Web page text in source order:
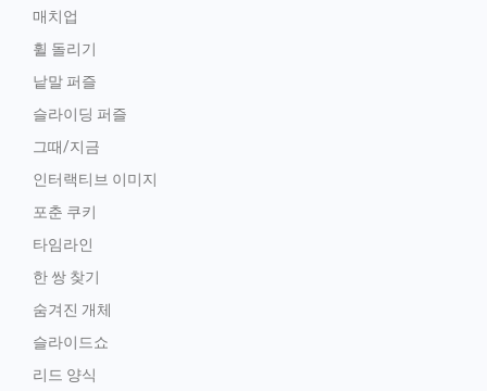
매치업
휠 돌리기
낱말 퍼즐
슬라이딩 퍼즐
그때/지금
인터랙티브 이미지
포춘 쿠키
타임라인
한 쌍 찾기
숨겨진 개체
슬라이드쇼
리드 양식